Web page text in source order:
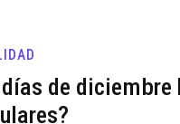
días de